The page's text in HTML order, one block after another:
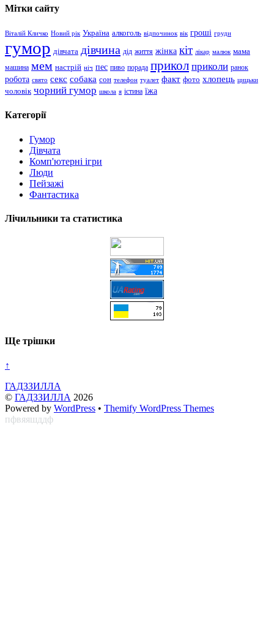
Мітки сайту
Віталій Кличко Новий рік Україна алкоголь відпочинок вік гроші груди
гумор дівчата дівчина дід життя жінка кіт лікар малюк мама
машина мем настрій ніч пес пиво порада прикол приколи ранок
робота свято секс собака сон телефон туалет факт фото хлопець цицьки
чоловік чорний гумор школа я істина їжа
Категорії
Гумор
Дівчата
Комп'ютерні ігри
Люди
Пейзажі
Фантастика
Лічильники та статистика
Ще трішки
↑
ГАДЗЗИЛЛА
© ГАДЗЗИЛЛА 2026
Powered by WordPress • Themify WordPress Themes
пфвяяшддф